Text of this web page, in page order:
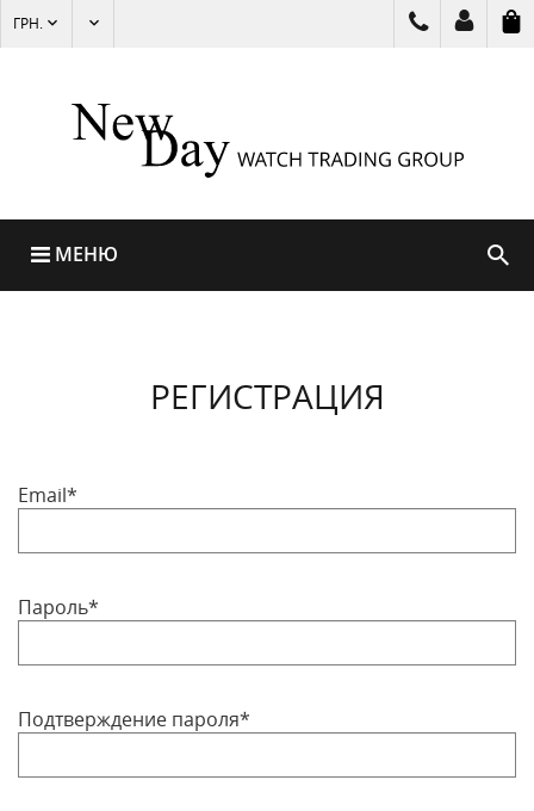
ГРН.
МЕНЮ
РЕГИСТРАЦИЯ
Email*
Пароль*
Подтверждение пароля*